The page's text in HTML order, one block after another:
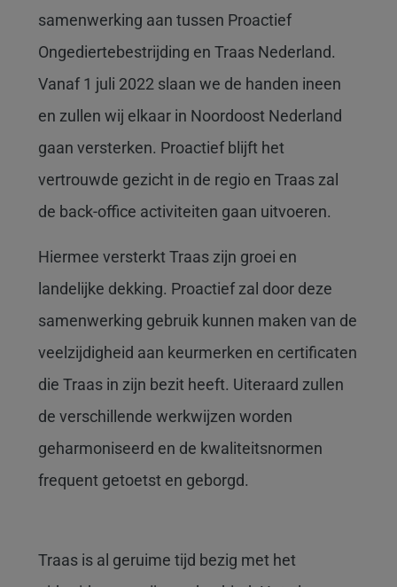
samenwerking aan tussen Proactief
Ongediertebestrijding en Traas Nederland.
Vanaf 1 juli 2022 slaan we de handen ineen
en zullen wij elkaar in Noordoost Nederland
gaan versterken. Proactief blijft het
vertrouwde gezicht in de regio en Traas zal
de back-office activiteiten gaan uitvoeren.
Hiermee versterkt Traas zijn groei en
landelijke dekking. Proactief zal door deze
samenwerking gebruik kunnen maken van de
veelzijdigheid aan keurmerken en certificaten
die Traas in zijn bezit heeft. Uiteraard zullen
de verschillende werkwijzen worden
geharmoniseerd en de kwaliteitsnormen
frequent getoetst en geborgd.
Traas is al geruime tijd bezig met het